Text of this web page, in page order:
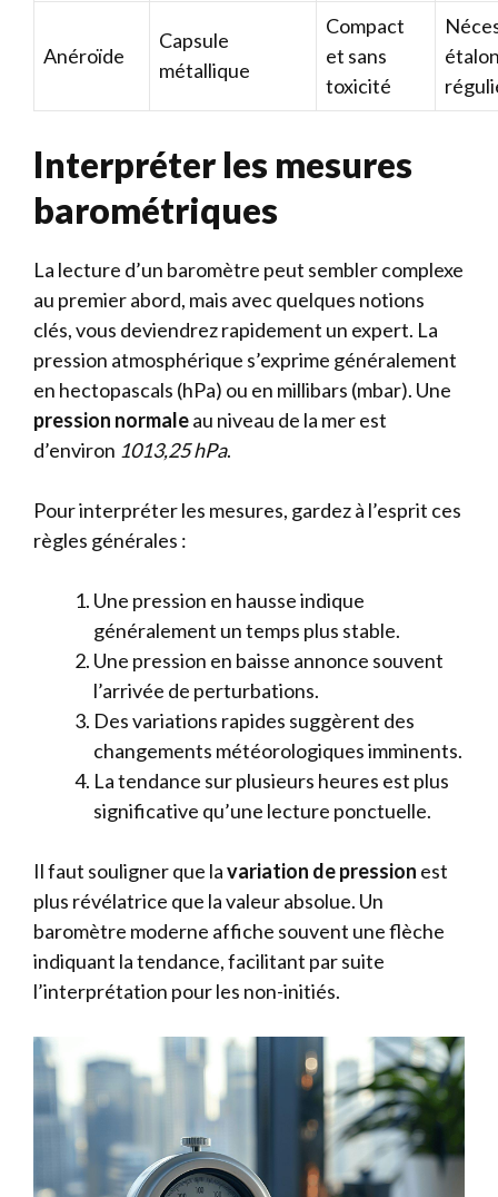
Anéroïde
Capsule
métallique
Compact
et sans
toxicité
Interpréter les mesures
barométriques
La lecture d’un baromètre peut sembler complexe
au premier abord, mais avec quelques notions
clés, vous deviendrez rapidement un expert. La
pression atmosphérique s’exprime généralement
en hectopascals (hPa) ou en millibars (mbar). Une
pression normaleau niveau de la mer est
d’environ 1013,25 hPa.
Pour interpréter les mesures, gardez à l’esprit ces
règles générales :
Une pression en hausse indique
généralement un temps plus stable.
Une pression en baisse annonce souvent
l’arrivée de perturbations.
Des variations rapides suggèrent des
changements météorologiques imminents.
La tendance sur plusieurs heures est plus
significative qu’une lecture ponctuelle.
Il faut souligner que lavariation de pression est
plus révélatrice que la valeur absolue. Un
baromètre moderne affiche souvent une flèche
indiquant la tendance, facilitant par suite
l’interprétation pour les non-initiés.